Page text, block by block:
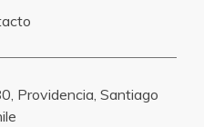
Providencia, Santiago